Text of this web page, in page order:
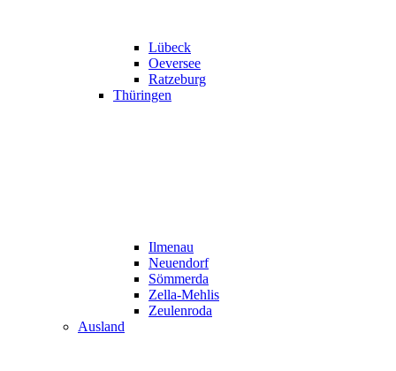
Lübeck
Oeversee
Ratzeburg
Thüringen
Ilmenau
Neuendorf
Sömmerda
Zella-Mehlis
Zeulenroda
Ausland